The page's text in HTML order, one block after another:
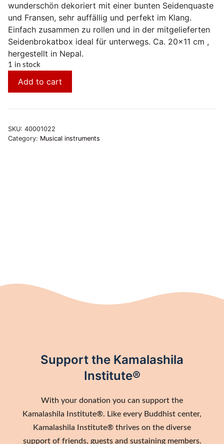
wunderschön dekoriert mit einer bunten Seidenquaste
und Fransen, sehr auffällig und perfekt im Klang.
Einfach zusammen zu rollen und in der mitgelieferten
Seidenbrokatbox ideal für unterwegs. Ca. 20×11 cm ,
hergestellt in Nepal.
1 in stock
Add to cart
SKU: 40001022
Category: Musical instruments
Support the Kamalashila
Institute®
With your donation you can support the
Kamalashila Institute®. Like every Buddhist center,
Kamalashila Institute® thrives on the diverse
support of friends, guests and sustaining members.